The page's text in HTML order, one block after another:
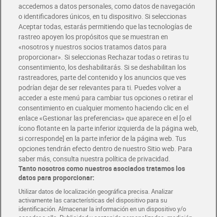
Envío gratis por compras superiores a 100€
Envío estandar por 4,99€
Glovo y Uber Eats
Solicita tu factura de Glovo o Uber Eats
Únete al CLUB Dia
Disfruta las ventajas y ofertas exclusivas.
Descárgate la APP Dia
Folletos y Tiendas
Descubre las mejores ofertas y busca tu tienda más cercana
Tarjeta MaX Dia
Te devuelve hasta 8€/mes de tus compras.
¡Solicita tu tarjeta de crédito aquí!
COMER MEJOR CADA DIA
accedemos a datos personales, como datos de navegación
o identificadores únicos, en tu dispositivo. Si seleccionas
Aceptar todas, estarás permitiendo que las tecnologías de
rastreo apoyen los propósitos que se muestran en
«nosotros y nuestros socios tratamos datos para
proporcionar». Si seleccionas Rechazar todas o retiras tu
consentimiento, los deshabilitarás. Si se deshabilitan los
rastreadores, parte del contenido y los anuncios que ves
podrían dejar de ser relevantes para ti. Puedes volver a
acceder a este menú para cambiar tus opciones o retirar el
consentimiento en cualquier momento haciendo clic en el
enlace «Gestionar las preferencias» que aparece en el [o el
ícono flotante en la parte inferior izquierda de la página web,
si corresponde] en la parte inferior de la página web. Tus
opciones tendrán efecto dentro de nuestro Sitio web. Para
saber más, consulta nuestra política de privacidad.
Tanto nosotros como nuestros asociados tratamos los
datos para proporcionar:
Utilizar datos de localización geográfica precisa. Analizar
activamente las características del dispositivo para su
identificación. Almacenar la información en un dispositivo y/o